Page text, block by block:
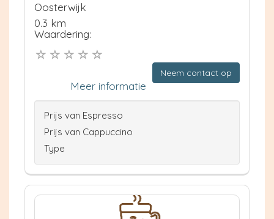
Oosterwijk
0.3 km
Waardering:
Neem contact op
Meer informatie
Prijs van Espresso
Prijs van Cappuccino
Type